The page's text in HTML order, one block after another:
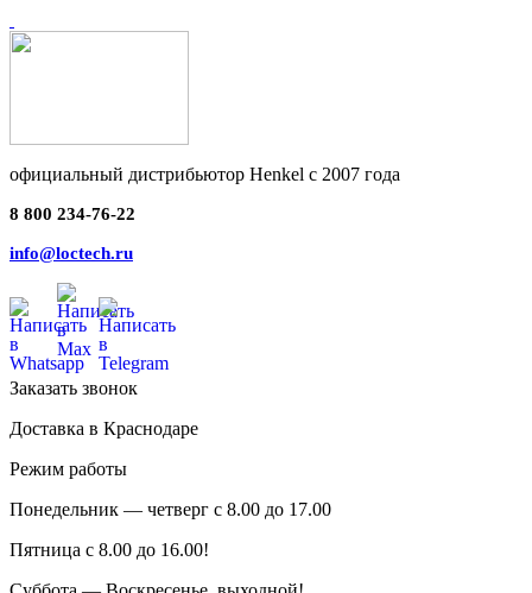
официальный дистрибьютор Henkel с 2007 года
8 800 234-76-22
info@loctech.ru
Заказать звонок
Доставка в Краснодаре
Режим работы
Понедельник — четверг с 8.00 до 17.00
Пятница с 8.00 до 16.00!